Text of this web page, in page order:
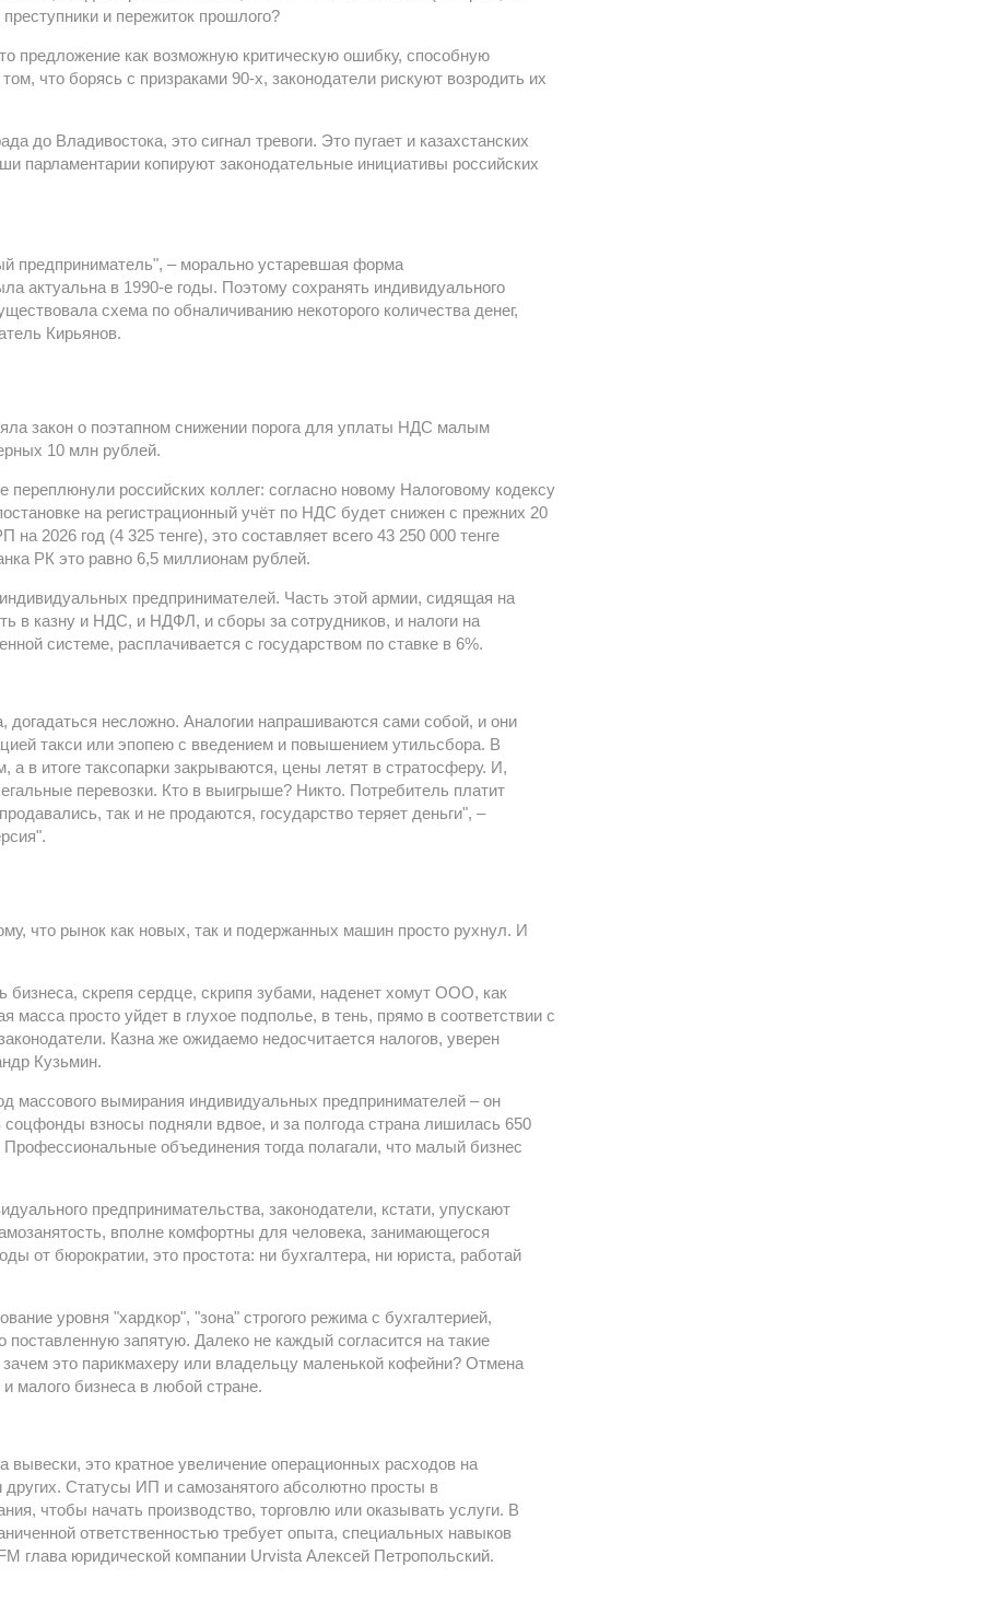
и пережиток прошлого?
предложение как возможную критическую ошибку, способную
что борясь с призраками 90-х, законодатели рискуют возродить их
до Владивостока, это сигнал тревоги. Это пугает и казахстанских
парламентарии копируют законодательные инициативы российских
предприниматель", – морально устаревшая форма
актуальна в 1990-е годы. Поэтому сохранять индивидуального
схема по обналичиванию некоторого количества денег,
Кирьянов.
закон о поэтапном снижении порога для уплаты НДС малым
10 млн рублей.
переплюнули российских коллег: согласно новому Налоговому кодексу
на регистрационный учёт по НДС будет снижен с прежних 20
2026 год (4 325 тенге), это составляет всего 43 250 000 тенге
РК это равно 6,5 миллионам рублей.
предпринимателей. Часть этой армии, сидящая на
в казну и НДС, и НДФЛ, и сборы за сотрудников, и налоги на
системе, расплачивается с государством по ставке в 6%.
догадаться несложно. Аналогии напрашиваются сами собой, и они
такси или эпопею с введением и повышением утильсбора. В
а в итоге таксопарки закрываются, цены летят в стратосферу. И,
перевозки. Кто в выигрыше? Никто. Потребитель платит
так и не продаются, государство теряет деньги", –
что рынок как новых, так и подержанных машин просто рухнул. И
бизнеса, скрепя сердце, скрипя зубами, наденет хомут ООО, как
масса просто уйдет в глухое подполье, в тень, прямо в соответствии с
Казна же ожидаемо недосчитается налогов, уверен
Кузьмин.
массового вымирания индивидуальных предпринимателей – он
взносы подняли вдвое, и за полгода страна лишилась 650
объединения тогда полагали, что малый бизнес
предпринимательства, законодатели, кстати, упускают
вполне комфортны для человека, занимающегося
от бюрократии, это простота: ни бухгалтера, ни юриста, работай
уровня "хардкор", "зона" строгого режима с бухгалтерией,
запятую. Далеко не каждый согласится на такие
это парикмахеру или владельцу маленькой кофейни? Отмена
малого бизнеса в любой стране.
это кратное увеличение операционных расходов на
Статусы ИП и самозанятого абсолютно просты в
чтобы начать производство, торговлю или оказывать услуги. В
ответственностью требует опыта, специальных навыков
глава юридической компании Urvista Алексей Петропольский.